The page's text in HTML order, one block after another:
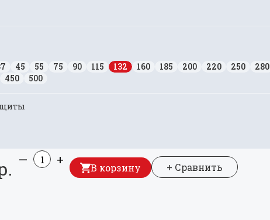
45 55 75 90 115 132 160 185 200 220 250 280
450 500
— +
В корзину + Сравнить